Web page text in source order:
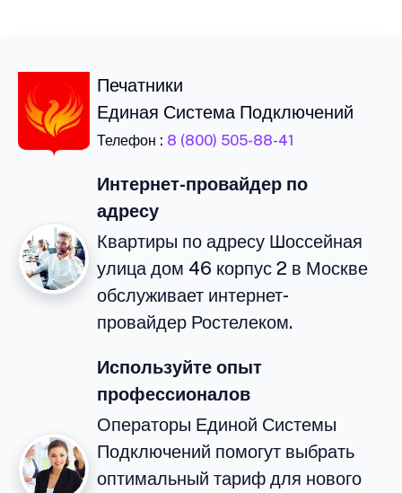
Печатники
Единая Система Подключений
Телефон : 8 (800) 505-88-41
Интернет-провайдер по
адресу
Квартиры по адресу Шоссейная
улица дом 46 корпус 2 в Москве
обслуживает интернет-
провайдер Ростелеком.
Используйте опыт
профессионалов
Операторы Единой Системы
Подключений помогут выбрать
оптимальный тариф для нового